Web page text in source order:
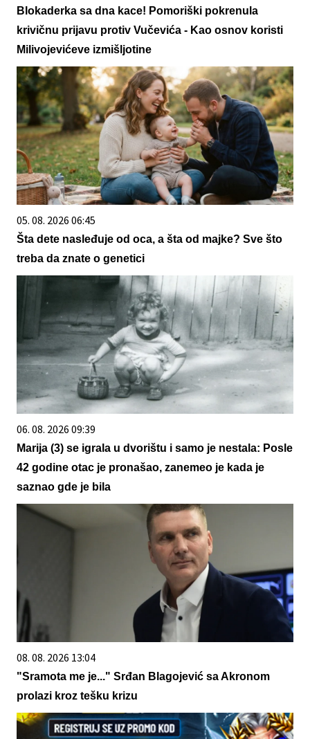
Blokaderka sa dna kace! Pomoriški pokrenula
krivičnu prijavu protiv Vučevića - Kao osnov koristi
Milivojevićeve izmišljotine
05. 08. 2026 06:45
Šta dete nasleđuje od oca, a šta od majke? Sve što
treba da znate o genetici
06. 08. 2026 09:39
Marija (3) se igrala u dvorištu i samo je nestala: Posle
42 godine otac je pronašao, zanemeo je kada je
saznao gde je bila
08. 08. 2026 13:04
"Sramota me je..." Srđan Blagojević sa Akronom
prolazi kroz tešku krizu